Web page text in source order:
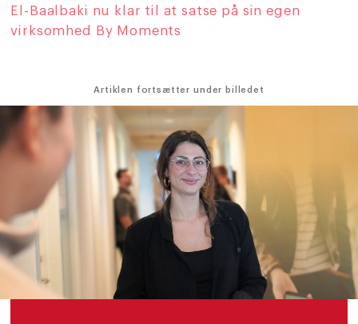
El-Baalbaki nu klar til at satse på sin egen
virksomhed By Moments
Artiklen fortsætter under billedet